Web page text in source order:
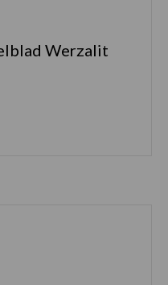
Werzalit